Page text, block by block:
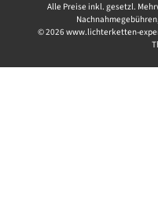
Alle Preise inkl. gesetzl.
© 2026 www.lichterketten-